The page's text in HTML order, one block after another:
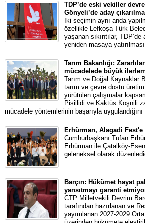
TDP’de eski vekiller
Gönyeli’de aday
İki seçimin aynı anda
özellikle Lefkoşa Türk
yaşanan sıkıntılar,
yeniden masaya
Tarım Bakanlığı:
mücadelede büyük
Tarım ve Doğal Kaynaklar
tarım ve çevre dostu
yürütülen çalışmalar
Pisillidi ve Kaktüs Koşnili
mücadele yöntemlerinin başarıyla uygulandığını
Erhürman, Alagadi Fest'e
Cumhurbaşkanı Tufan
Erhürman ile Çatalköy-
geleneksel olarak
Barçın: Hükümet hayat
yansıtmayı garanti
CTP Milletvekili Devrim
tarafından hazırlanan ve
yayımlanan 2027-2029